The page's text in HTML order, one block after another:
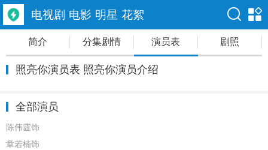
电视剧 电影 明星 花絮
简介 分集剧情 演员表 剧照
照亮你演员表 照亮你演员介绍
全部演员
陈伟霆饰
章若楠饰